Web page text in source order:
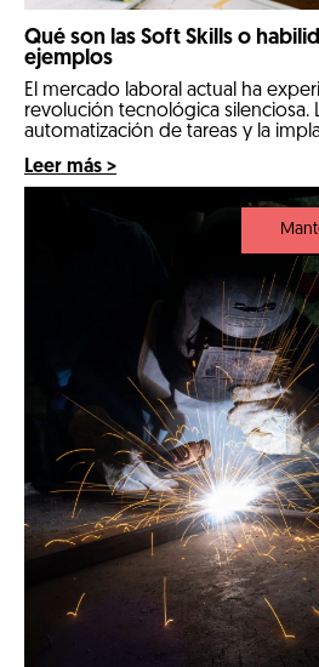
Qué son las Soft Skills o
ejemplos
El mercado laboral actual ha
revolución tecnológica silenciosa.
automatización de tareas y la
inteligencia artificial en los
por completo las reglas de la
comeptencias técnicas e
factor determinante para
Leer más >